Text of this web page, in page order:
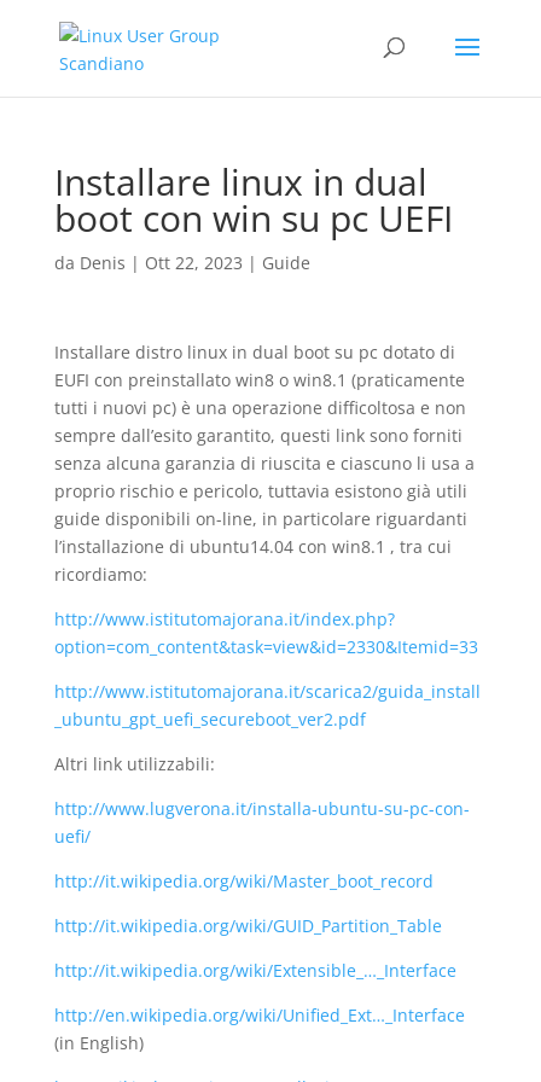
Installare linux in dual
boot con win su pc UEFI
da Denis | Ott 22, 2023 | Guide
Installare distro linux in dual boot su pc dotato di
EUFI con preinstallato win8 o win8.1 (praticamente
tutti i nuovi pc) è una operazione difficoltosa e non
sempre dall’esito garantito, questi link sono forniti
senza alcuna garanzia di riuscita e ciascuno li usa a
proprio rischio e pericolo, tuttavia esistono già utili
guide disponibili on-line, in particolare riguardanti
l’installazione di ubuntu14.04 con win8.1 , tra cui
ricordiamo:
http://www.istitutomajorana.it/index.php?
option=com_content&task=view&id=2330&Itemid=33
http://www.istitutomajorana.it/scarica2/guida_install
_ubuntu_gpt_uefi_secureboot_ver2.pdf
Altri link utilizzabili:
http://www.lugverona.it/installa-ubuntu-su-pc-con-
uefi/
http://it.wikipedia.org/wiki/Master_boot_record
http://it.wikipedia.org/wiki/GUID_Partition_Table
http://it.wikipedia.org/wiki/Extensible_…_Interface
http://en.wikipedia.org/wiki/Unified_Ext…_Interface
(in English)